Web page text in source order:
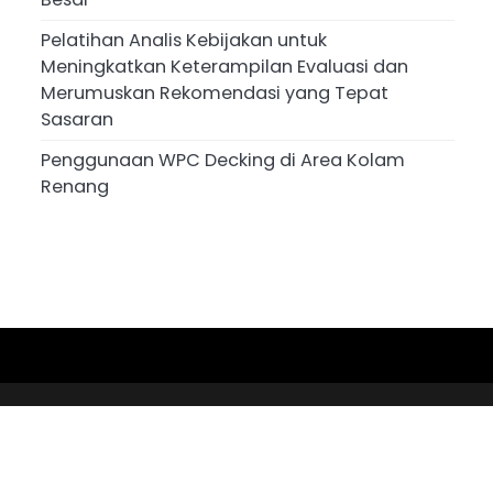
Pelatihan Analis Kebijakan untuk
Meningkatkan Keterampilan Evaluasi dan
Merumuskan Rekomendasi yang Tepat
Sasaran
Penggunaan WPC Decking di Area Kolam
Renang